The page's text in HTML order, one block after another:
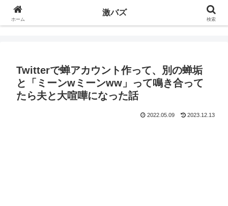
Twitterで蝉アカウント作って、別の蝉垢
と「ミーンwミーンww」って鳴き合って
たら夫と大喧嘩になった話
2022.05.09 2023.12.13
ホーム
激バズ
検索